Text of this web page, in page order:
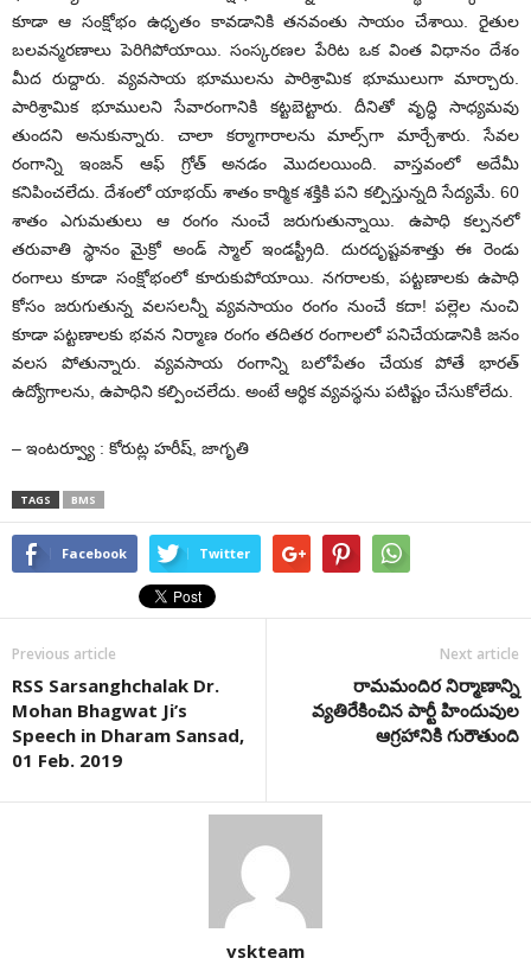
కూడా ఆ సంక్షోభం ఉధృతం కావడానికి తనవంతు సాయం చేశాయి. రైతుల
బలవన్మరణాలు పెరిగిపోయాయి. సంస్కరణల పేరిట ఒక వింత విధానం దేశం
మీద రుద్దారు. వ్యవసాయ భూములను పారిశ్రామిక భూములుగా మార్చారు.
పారిశ్రామిక భూములని సేవారంగానికి కట్టబెట్టారు. దీనితో వృద్ధి సాధ్యమవు
తుందని అనుకున్నారు. చాలా కర్మాగారాలను మాల్స్‌గా మార్చేశారు. సేవల
రంగాన్ని ఇంజన్‌ ఆఫ్‌ గ్రోత్‌ అనడం మొదలయింది. వాస్తవంలో అదేమీ
కనిపించలేదు. దేశంలో యాభయ్‌ శాతం కార్మిక శక్తికి పని కల్పిస్తున్నది సేద్యమే. 60
శాతం ఎగుమతులు ఆ రంగం నుంచే జరుగుతున్నాయి. ఉపాధి కల్పనలో
తరువాతి స్థానం మైక్రో అండ్‌ స్మాల్‌ ఇండస్ట్రీది. దురదృష్టవశాత్తు ఈ రెండు
రంగాలు కూడా సంక్షోభంలో కూరుకుపోయాయి. నగరాలకు, పట్టణాలకు ఉపాధి
కోసం జరుగుతున్న వలసలన్నీ వ్యవసాయం రంగం నుంచే కదా! పల్లెల నుంచి
కూడా పట్టణాలకు భవన నిర్మాణ రంగం తదితర రంగాలలో పనిచేయడానికి జనం
వలస పోతున్నారు. వ్యవసాయ రంగాన్ని బలోపేతం చేయక పోతే భారత్‌
ఉద్యోగాలను, ఉపాధిని కల్పించలేదు. అంటే ఆర్థిక వ్యవస్థను పటిష్టం చేసుకోలేదు.
– ఇంటర్వ్యూ : కోరుట్ల హరీష్‌, జాగృతి
TAGS BMS
Facebook Twitter
Previous article
RSS Sarsanghchalak Dr.
Mohan Bhagwat Ji’s
Speech in Dharam Sansad,
01 Feb. 2019
Next article
రామమందిర నిర్మాణాన్ని
వ్యతిరేకించిన పార్టీ హిందువుల
ఆగ్రహానికి గురౌతుంది
vskteam